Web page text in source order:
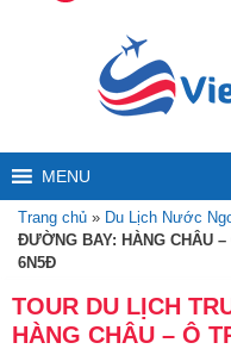
MENU
Trang chủ » Du Lịch Nước
ĐƯỜNG BAY: HÀNG CHÂU
6N5Đ
TOUR DU LỊCH
HÀNG CHÂU – Ô